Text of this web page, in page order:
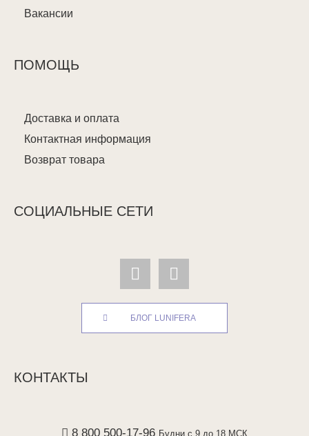
Вакансии
ПОМОЩЬ
Доставка и оплата
Контактная информация
Возврат товара
СОЦИАЛЬНЫЕ СЕТИ
БЛОГ LUNIFERA
КОНТАКТЫ
8 800 500-17-96 Будни с 9 до 18 МСК